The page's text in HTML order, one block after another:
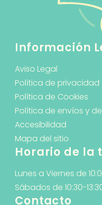
Información
Aviso Legal
Política de privacidad
Política de Cookies
Política de envíos y
Accesibilidad
Mapa del sitio
Horario de la
Lunes a Viernes de
Sábados de 10:30-
Contacto